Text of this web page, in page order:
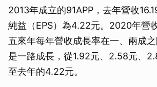
2013年成立的91APP，去年營收
純益（EPS）為4.22元。2020年營
五來年每年營收成長率在一、兩成
是一路成長，從1.92元、2.58元、
至去年的4.22元。